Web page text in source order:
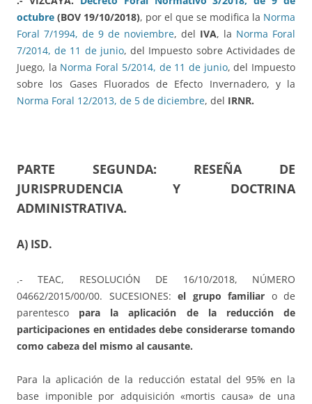
octubre (BOV 19/10/2018), por el que se modifica la Norma
Foral 7/1994, de 9 de noviembre, del IVA, la Norma Foral
7/2014, de 11 de junio, del Impuesto sobre Actividades de
Juego, la Norma Foral 5/2014, de 11 de junio, del Impuesto
sobre los Gases Fluorados de Efecto Invernadero, y la
Norma Foral 12/2013, de 5 de diciembre, del IRNR.
PARTE SEGUNDA: RESEÑA DE
JURISPRUDENCIA Y DOCTRINA
ADMINISTRATIVA.
A) ISD.
.- TEAC, RESOLUCIÓN DE 16/10/2018, NÚMERO
04662/2015/00/00. SUCESIONES: el grupo familiar o de
parentesco para la aplicación de la reducción de
participaciones en entidades debe considerarse tomando
como cabeza del mismo al causante.
Para la aplicación de la reducción estatal del 95% en la
base imponible por adquisición «mortis causa» de una